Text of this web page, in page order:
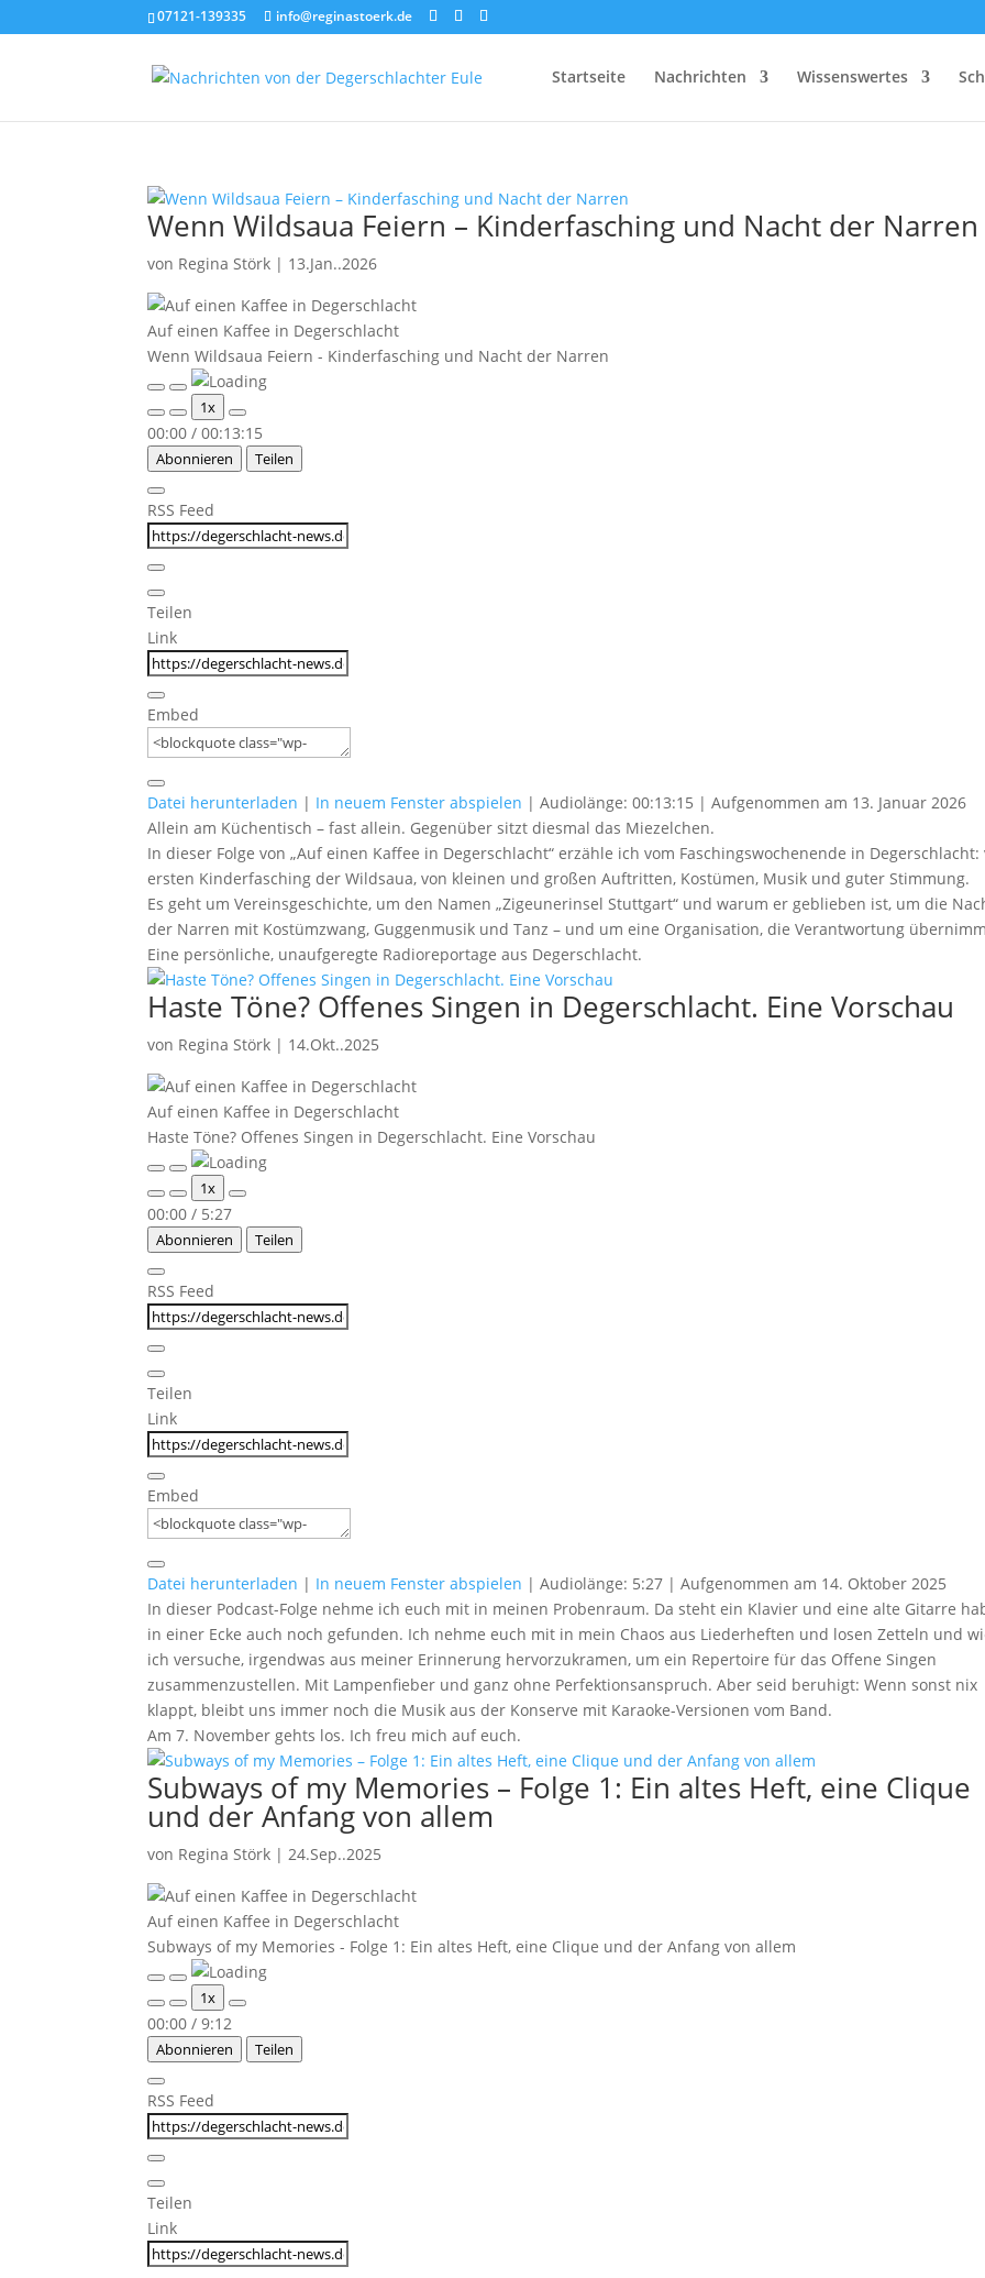
07121-139335 info@reginastoerk.de
Startseite Nachrichten Wissenswertes
Wenn Wildsaua Feiern – Kinderfasching und Nacht der Narren
von Regina Störk | 13.Jan..2026
Auf einen Kaffee in Degerschlacht
Wenn Wildsaua Feiern - Kinderfasching und Nacht der Narren
Play
Episode
Pause
Episode
1x
00:00 / 00:13:15
Abonnieren Teilen
RSS Feed
Teilen
Link
Embed
Datei herunterladen | In neuem Fenster abspielen |Audiolänge: 00:13:15 |Aufgenommen am 13. Januar 2026
Allein am Küchentisch – fast allein. Gegenüber sitzt diesmal das Miezelchen.
In dieser Folge von „Auf einen Kaffee in Degerschlacht“ erzähle ich vom Faschingswochenende in Degerschlacht:
ersten Kinderfasching der Wildsaua, von kleinen und großen Auftritten, Kostümen, Musik und guter Stimmung.
Es geht um Vereinsgeschichte, um den Namen „Zigeunerinsel Stuttgart“ und warum er geblieben ist, um die
der Narren mit Kostümzwang, Guggenmusik und Tanz – und um eine Organisation, die Verantwortung
Eine persönliche, unaufgeregte Radioreportage aus Degerschlacht.
Haste Töne? Offenes Singen in Degerschlacht. Eine Vorschau
von Regina Störk | 14.Okt..2025
Auf einen Kaffee in Degerschlacht
Haste Töne? Offenes Singen in Degerschlacht. Eine Vorschau
Play
Episode
Pause
Episode
1x
00:00 / 5:27
Abonnieren Teilen
RSS Feed
Teilen
Link
Embed
Datei herunterladen | In neuem Fenster abspielen |Audiolänge: 5:27 |Aufgenommen am 14. Oktober 2025
In dieser Podcast-Folge nehme ich euch mit in meinen Probenraum. Da steht ein Klavier und eine alte Gitarre
in einer Ecke auch noch gefunden. Ich nehme euch mit in mein Chaos aus Liederheften und losen Zetteln und
ich versuche, irgendwas aus meiner Erinnerung hervorzukramen, um ein Repertoire für das Offene Singen
zusammenzustellen. Mit Lampenfieber und ganz ohne Perfektionsanspruch. Aber seid beruhigt: Wenn sonst nix
klappt, bleibt uns immer noch die Musik aus der Konserve mit Karaoke-Versionen vom Band.
Am 7. November gehts los. Ich freu mich auf euch.
Subways of my Memories – Folge 1: Ein altes Heft, eine Clique
und der Anfang von allem
von Regina Störk |24.Sep..2025
Auf einen Kaffee in Degerschlacht
Subways of my Memories - Folge 1: Ein altes Heft, eine Clique und der Anfang von allem
Play
Episode
Pause
Episode
1x
00:00 / 9:12
Abonnieren Teilen
RSS Feed
Teilen
Link